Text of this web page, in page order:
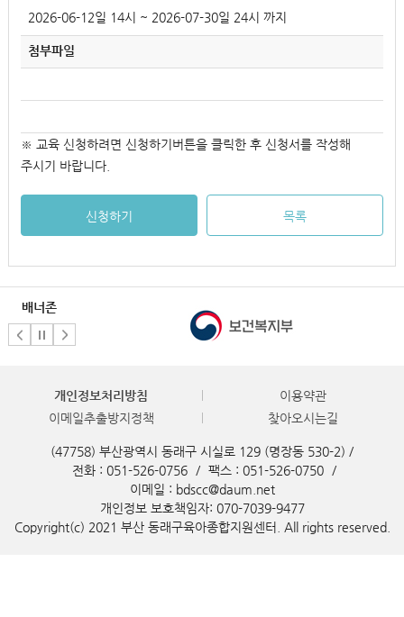
2026-06-12일 14시 ~ 2026-07-30일 24시 까지
첨부파일
※ 교육 신청하려면 신청하기버튼을 클릭한 후 신청서를 작성해
주시기 바랍니다.
신청하기 목록
배너존
개인정보처리방침
이용약관
이메일추출방지정책
찾아오시는길
(47758) 부산광역시 동래구 시실로 129 (명장동 530-2) /
전화 : 051-526-0756
/ 팩스 : 051-526-0750
/
이메일 : bdscc@daum.net
개인정보 보호책임자: 070-7039-9477
Copyright(c) 2021 부산 동래구육아종합지원센터. All rights reserved.